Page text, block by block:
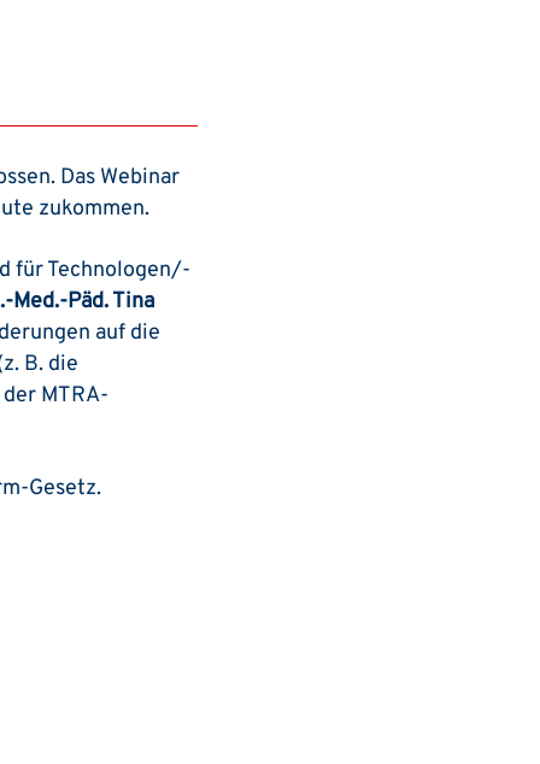
Das Webinar
zukommen.
für Technologen/-
Med.-Päd. Tina
auf die
B. die
MTRA-
Gesetz.